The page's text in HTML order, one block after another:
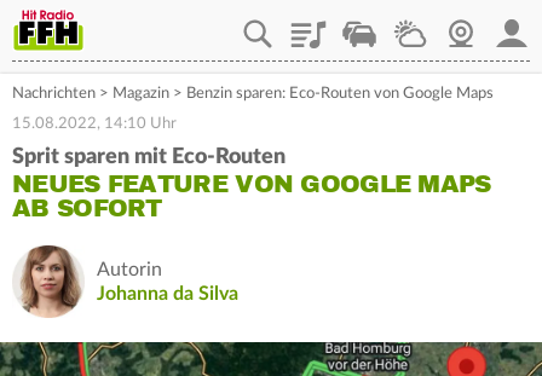
PlaylistStaupilotWetterWebcam
Nachrichten > Magazin > Benzin sparen: Eco-Routen von Google Maps
15.08.2022, 14:10 Uhr
Sprit sparen mit Eco-Routen
NEUES FEATURE VON GOOGLE MAPS
AB SOFORT
Autorin
Johanna da Silva